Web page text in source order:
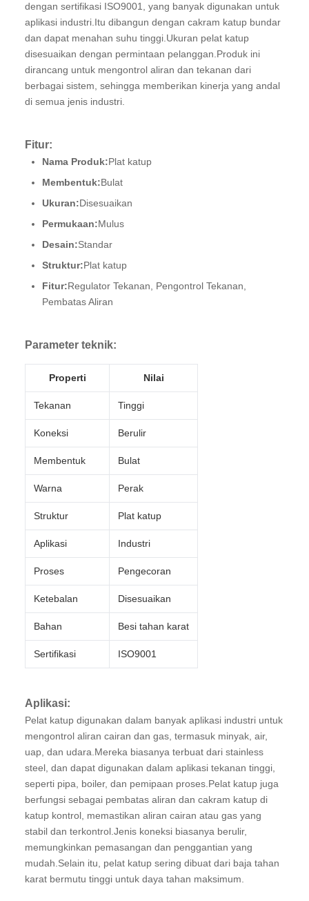
dengan sertifikasi ISO9001, yang banyak digunakan untuk
aplikasi industri.Itu dibangun dengan cakram katup bundar
dan dapat menahan suhu tinggi.Ukuran pelat katup
disesuaikan dengan permintaan pelanggan.Produk ini
dirancang untuk mengontrol aliran dan tekanan dari
berbagai sistem, sehingga memberikan kinerja yang andal
di semua jenis industri.
Fitur:
Nama Produk:Plat katup
Membentuk:Bulat
Ukuran:Disesuaikan
Permukaan:Mulus
Desain:Standar
Struktur:Plat katup
Fitur:Regulator Tekanan, Pengontrol Tekanan,
Pembatas Aliran
Parameter teknik:
Properti Nilai
Tekanan Tinggi
Koneksi Berulir
Membentuk Bulat
Warna Perak
Struktur Plat katup
Aplikasi Industri
Proses Pengecoran
Ketebalan Disesuaikan
Bahan Besi tahan karat
Sertifikasi ISO9001
Aplikasi:
Pelat katup digunakan dalam banyak aplikasi industri untuk
mengontrol aliran cairan dan gas, termasuk minyak, air,
uap, dan udara.Mereka biasanya terbuat dari stainless
steel, dan dapat digunakan dalam aplikasi tekanan tinggi,
seperti pipa, boiler, dan pemipaan proses.Pelat katup juga
berfungsi sebagai pembatas aliran dan cakram katup di
katup kontrol, memastikan aliran cairan atau gas yang
stabil dan terkontrol.Jenis koneksi biasanya berulir,
memungkinkan pemasangan dan penggantian yang
mudah.Selain itu, pelat katup sering dibuat dari baja tahan
karat bermutu tinggi untuk daya tahan maksimum.